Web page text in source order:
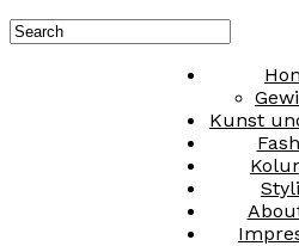
Kunst